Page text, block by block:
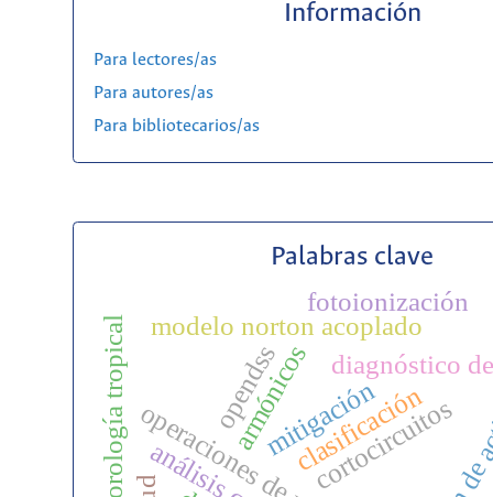
Información
Para lectores/as
Para autores/as
Para bibliotecarios/as
Palabras clave
diagnóstico
cortocircuitos
meteorología tropical armónicos
modelo norton acoplado
clasificación
mitigación
opendss
fotoionización